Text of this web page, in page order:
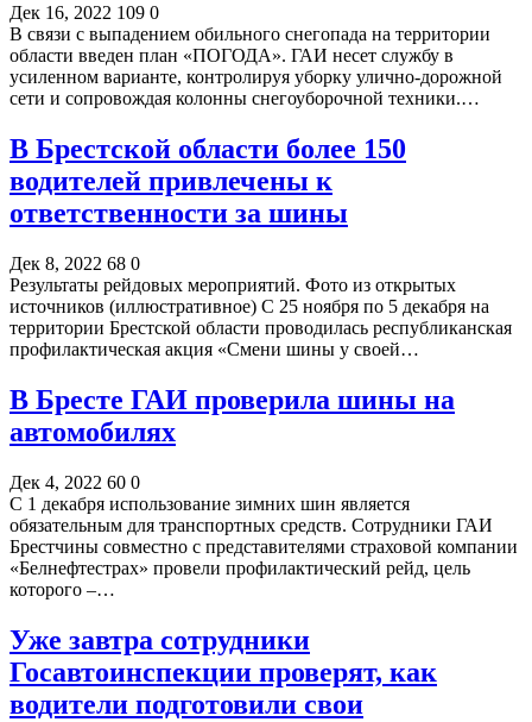
Дек 16, 2022 109 0
В связи с выпадением обильного снегопада на территории
области введен план «ПОГОДА». ГАИ несет службу в
усиленном варианте, контролируя уборку улично-дорожной
сети и сопровождая колонны снегоуборочной техники.…
В Брестской области более 150
водителей привлечены к
ответственности за шины
Дек 8, 2022 68 0
Результаты рейдовых мероприятий. Фото из открытых
источников (иллюстративное) С 25 ноября по 5 декабря на
территории Брестской области проводилась республиканская
профилактическая акция «Смени шины у своей…
В Бресте ГАИ проверила шины на
автомобилях
Дек 4, 2022 60 0
С 1 декабря использование зимних шин является
обязательным для транспортных средств. Сотрудники ГАИ
Брестчины совместно с представителями страховой компании
«Белнефтестрах» провели профилактический рейд, цель
которого –…
Уже завтра сотрудники
Госавтоинспекции проверят, как
водители подготовили свои